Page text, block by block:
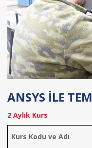
ANSYS İLE
2 Aylık Kurs
Kurs Kodu ve Adı